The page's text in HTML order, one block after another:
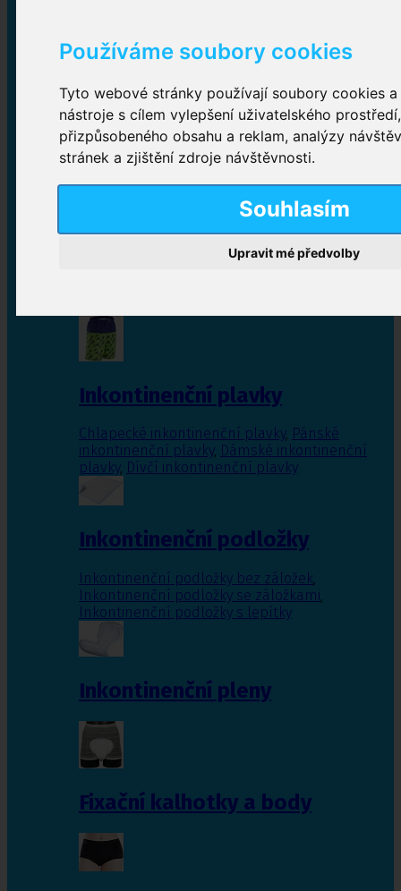
Používáme soubory cookies
Tyto webové stránky používají soubory cookies
nástroje s cílem vylepšení uživatelského
přizpůsobeného obsahu a reklam, analýzy
stránek a zjištění zdroje návštěvnosti.
Souhlasím
Upravit mé předvolby
Inkontinenční kalhotky
Plenkové kalhotky navlékací,Plenkové kalhotky
zalepovací,Inkontinenční kalhotky dámské
Inkontinenční vložky
Inkontinenční plavky
Chlapecké inkontinenční plavky, Pánské
inkontinenční plavky, Dámské inkontinenční
plavky, Dívčí inkontinenční plavky
Inkontinenční podložky
Inkontinenční podložky bez záložek,
Inkontinenční podložky se záložkami,
Inkontinenční podložky s lepítky
Inkontinenční pleny
Fixační kalhotky a body